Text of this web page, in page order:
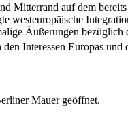
Mitterrand auf dem
westeuropäische
Äußerungen
Interessen Europas und
Mauer geöffnet.